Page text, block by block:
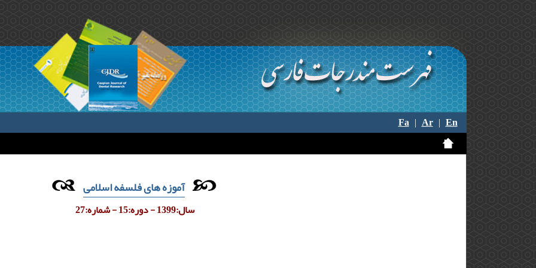
Fa|Ar|En
آموزه های فلسفه اسلامی
سال:1399 - دوره:15 - شماره:27